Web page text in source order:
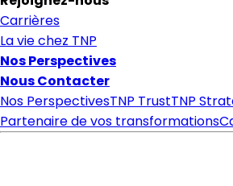
Carrières
La vie chez TNP
Nos Perspectives
Nous Contacter
Nos PerspectivesTNP TrustTNP
Partenaire de vos transformations